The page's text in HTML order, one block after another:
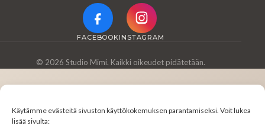
Käytämme evästeitä sivuston käyttökokemuksen parantamiseksi. Voit lukea
lisää sivulta:
FACEBOOKINSTAGRAM
© 2026 Studio Mimi. Kaikki oikeudet pidätetään.